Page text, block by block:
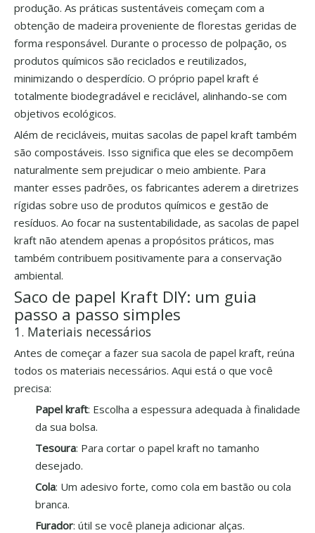
produção. As práticas sustentáveis ​​começam com a
obtenção de madeira proveniente de florestas geridas de
forma responsável. Durante o processo de polpação, os
produtos químicos são reciclados e reutilizados,
minimizando o desperdício. O próprio papel kraft é
totalmente biodegradável e reciclável, alinhando-se com
objetivos ecológicos.
Além de recicláveis, muitas sacolas de papel kraft também
são compostáveis. Isso significa que eles se decompõem
naturalmente sem prejudicar o meio ambiente. Para
manter esses padrões, os fabricantes aderem a diretrizes
rígidas sobre uso de produtos químicos e gestão de
resíduos. Ao focar na sustentabilidade, as sacolas de papel
kraft não atendem apenas a propósitos práticos, mas
também contribuem positivamente para a conservação
ambiental.
Saco de papel Kraft DIY: um guia
passo a passo simples
1. Materiais necessários
Antes de começar a fazer sua sacola de papel kraft, reúna
todos os materiais necessários. Aqui está o que você
precisa:
Papel kraft: Escolha a espessura adequada à finalidade
da sua bolsa.
Tesoura: Para cortar o papel kraft no tamanho
desejado.
Cola: Um adesivo forte, como cola em bastão ou cola
branca.
Furador: útil se você planeja adicionar alças.